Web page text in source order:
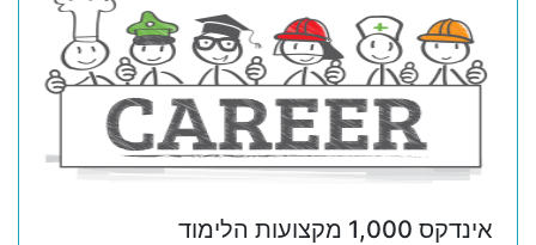
אינדקס 1,000 מקצועות הלימוד